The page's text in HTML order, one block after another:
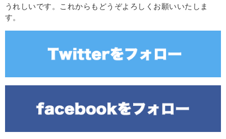
うれしいです。これからもどうぞよろしくお願いいたしま
す。